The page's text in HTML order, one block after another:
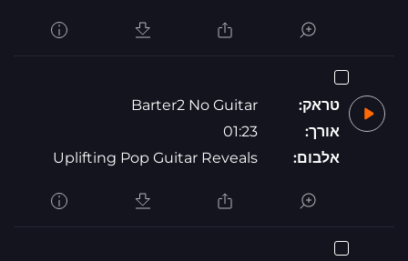
טראק:
Barter2 No Guitar
אורך:
01:23
אלבום:
Uplifting Pop Guitar Reveals